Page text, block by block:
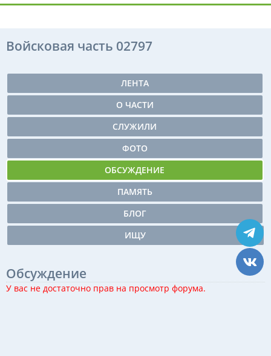
Войсковая часть 02797
ЛЕНТА
О ЧАСТИ
СЛУЖИЛИ
ФОТО
ОБСУЖДЕНИЕ
ПАМЯТЬ
БЛОГ
ИЩУ
Обсуждение
У вас не достаточно прав на просмотр форума.